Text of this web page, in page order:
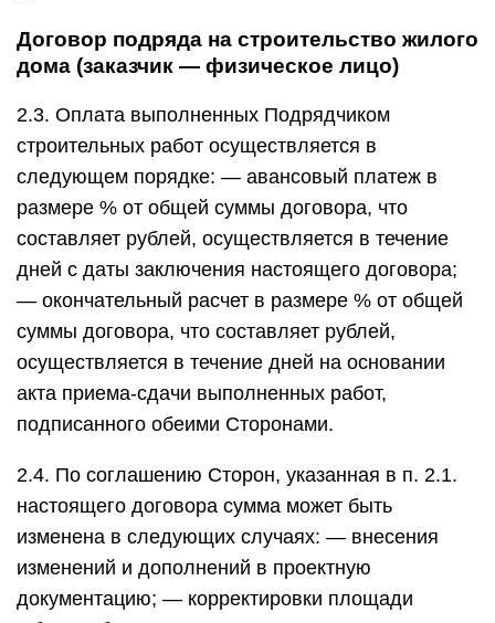
Договор подряда на строительство жилого
дома (заказчик — физическое лицо)
2.3. Оплата выполненных Подрядчиком
строительных работ осуществляется в
следующем порядке: — авансовый платеж в
размере % от общей суммы договора, что
составляет рублей, осуществляется в течение
дней с даты заключения настоящего договора;
— окончательный расчет в размере % от общей
суммы договора, что составляет рублей,
осуществляется в течение дней на основании
акта приема-сдачи выполненных работ,
подписанного обеими Сторонами.
2.4. По соглашению Сторон, указанная в п. 2.1.
настоящего договора сумма может быть
изменена в следующих случаях: — внесения
изменений и дополнений в проектную
документацию; — корректировки площади